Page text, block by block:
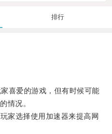
排行
爱的游戏，但有时候可能
情况。
选择使用加速器来提高网